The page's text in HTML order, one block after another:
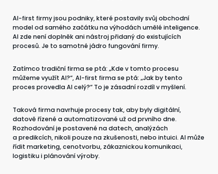
AI-first firmy jsou podniky, které postavily svůj obchodní
model od samého začátku na výhodách umělé inteligence.
AI zde není doplněk ani nástroj přidaný do existujících
procesů. Je to samotné jádro fungování firmy.
Zatímco tradiční firma se ptá: „Kde v tomto procesu
můžeme využít AI?“, AI-first firma se ptá: „Jak by tento
proces provedla AI celý?“ To je zásadní rozdíl v myšlení.
Taková firma navrhuje procesy tak, aby byly digitální,
datově řízené a automatizované už od prvního dne.
Rozhodování je postavené na datech, analýzách
a predikcích, nikoli pouze na zkušenosti, nebo intuici. AI může
řídit marketing, cenotvorbu, zákaznickou komunikaci,
logistiku i plánování výroby.